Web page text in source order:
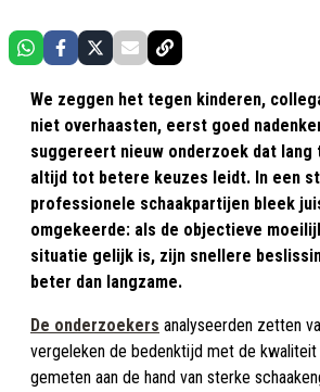
We zeggen het tegen kinderen,
niet overhaasten, eerst goed
suggereert nieuw onderzoek dat
altijd tot betere keuzes leidt. In een
professionele schaakpartijen bleek
omgekeerde: als de objectieve
situatie gelijk is, zijn snellere
beter dan langzame.
De onderzoekers analyseerden zetten
vergeleken de bedenktijd met de
gemeten aan de hand van sterke